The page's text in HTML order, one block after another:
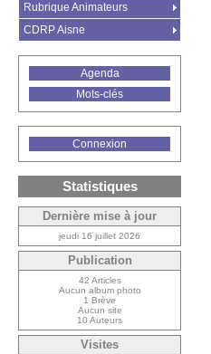
Rubrique Animateurs
CDRP Aisne
Agenda
Mots-clés
Connexion
Statistiques
Dernière mise à jour
jeudi 16 juillet 2026
Publication
42 Articles
Aucun album photo
1 Brève
Aucun site
10 Auteurs
Visites